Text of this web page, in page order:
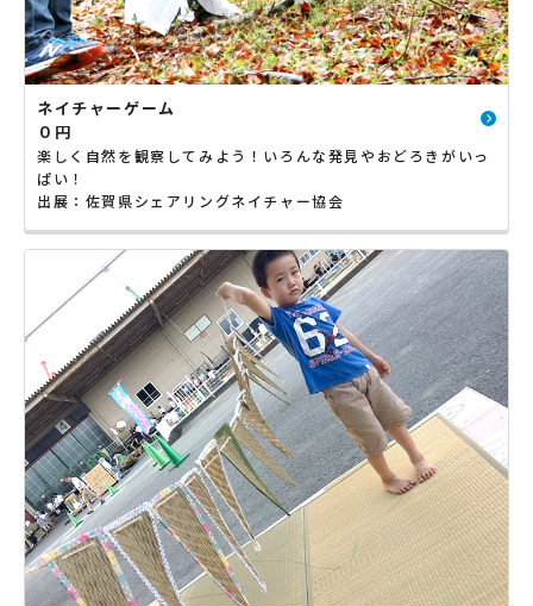
ネイチャーゲーム
０円
楽しく自然を観察してみよう！いろんな発見やおどろきがいっ
ぱい！
出展：佐賀県シェアリングネイチャー協会